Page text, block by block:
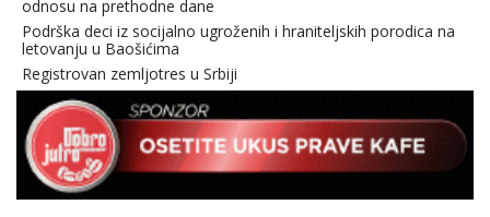
odnosu na prethodne dane
Podrška deci iz socijalno ugroženih i hraniteljskih porodica na
letovanju u Baošićima
Registrovan zemljotres u Srbiji